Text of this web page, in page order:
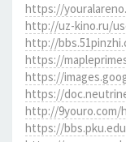
https://
http://uz-kino.ru/
http://
https://
https://
https://
http://9youro.com/
https://